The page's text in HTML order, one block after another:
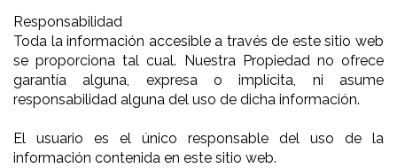
Responsabilidad
Toda la información accesible a través de este sitio web
se proporciona tal cual. Nuestra Propiedad no ofrece
garantía alguna, expresa o implícita, ni asume
responsabilidad alguna del uso de dicha información.
El usuario es el único responsable del uso de la
información contenida en este sitio web.